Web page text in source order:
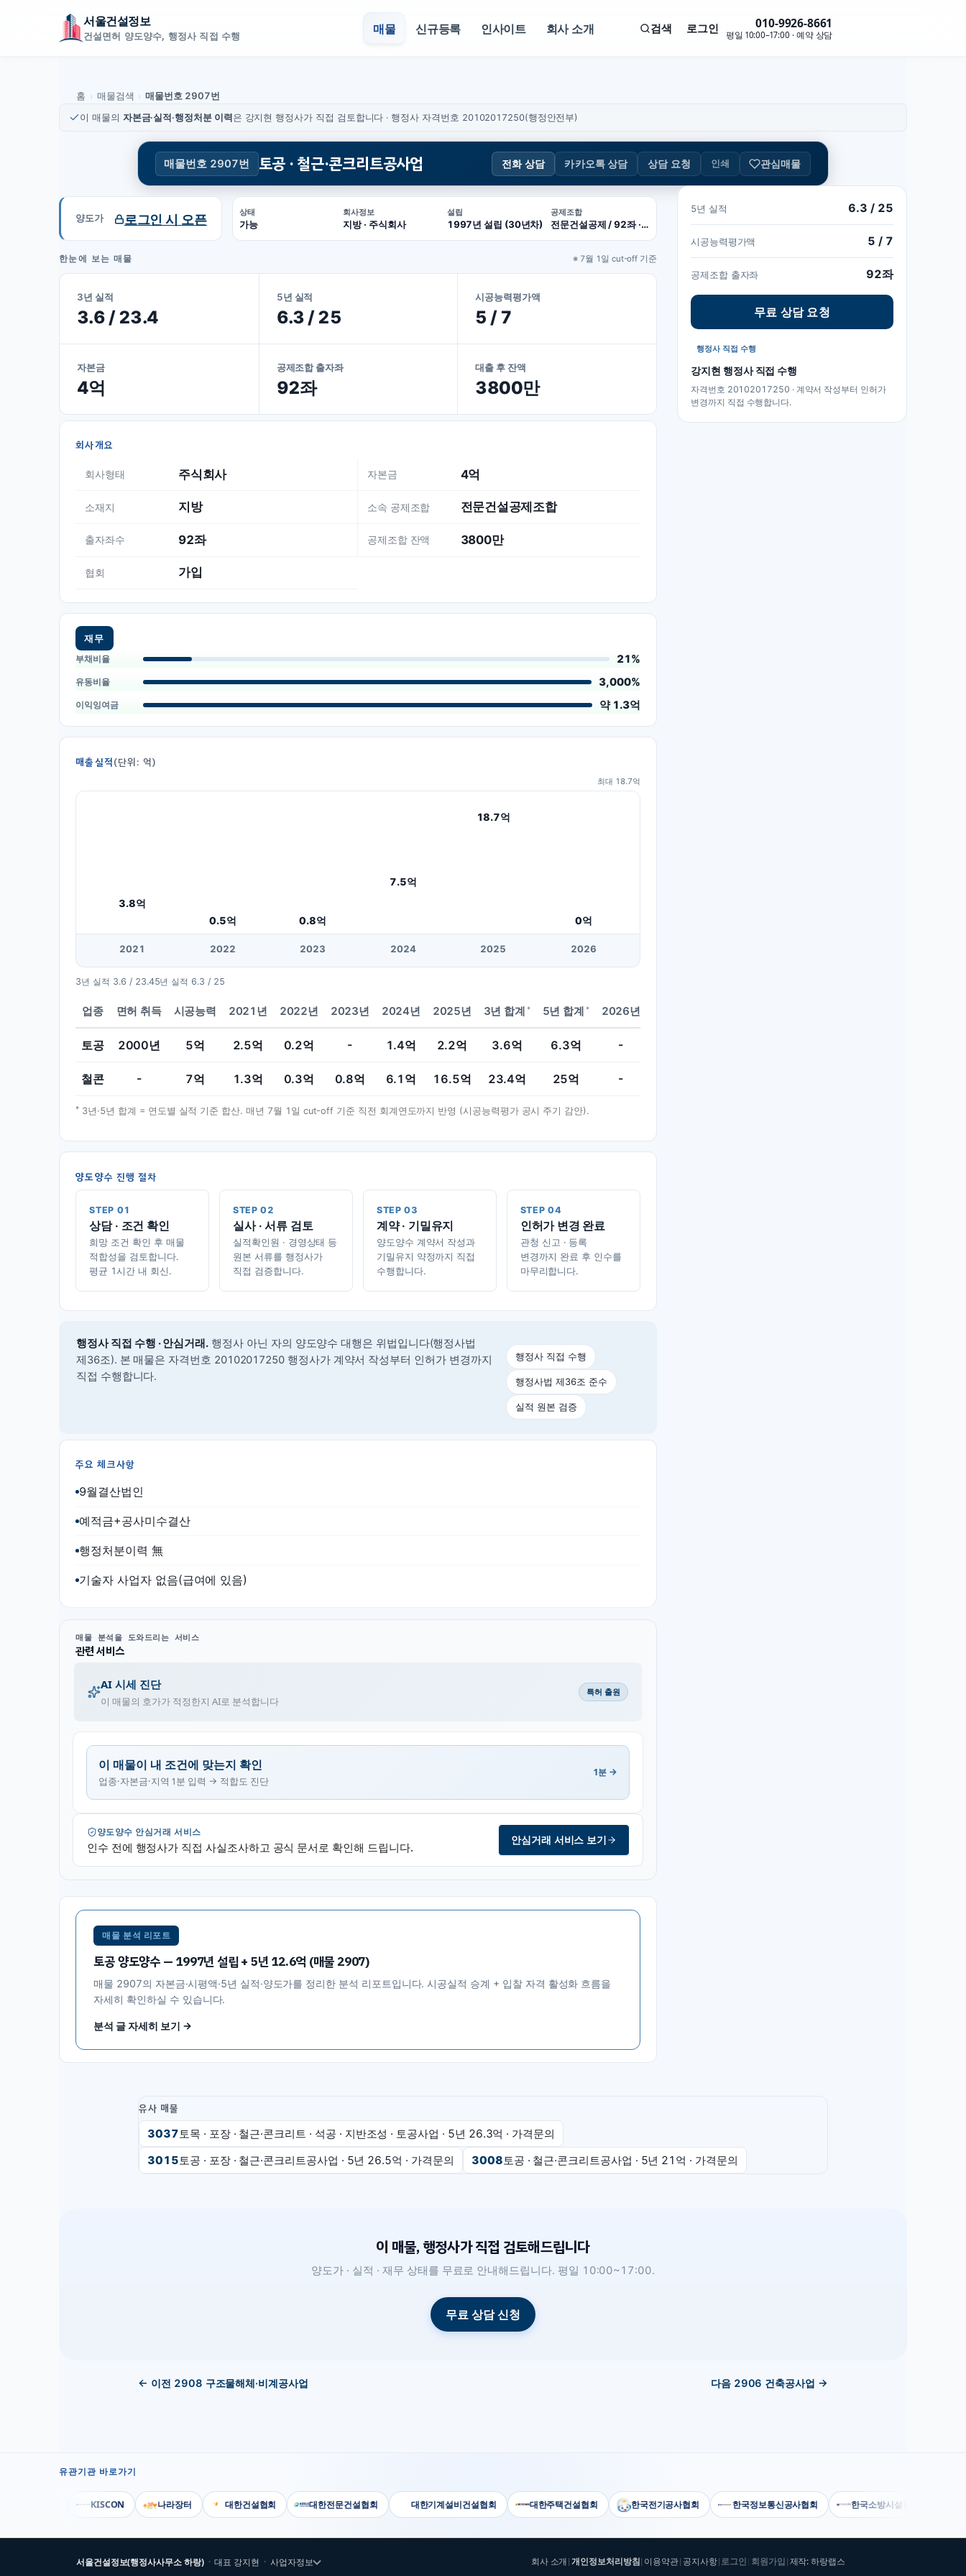
서울건설정보
건설면허 양도양수, 행정사 직접 수행
검색 로그인 010-9926-8661
평일 10:00–17:00 · 예약 상담
매물 신규등록 인사이트 회사 소개
홈 › 매물검색 › 매물번호 2907번
이 매물의 자본금·실적·행정처분 이력 은 강지현 행정사가 직접 검토합니다 · 행정사 자격번호 20102017250(행정안전부)
매물번호 2907번 토공 · 철근·콘크리트공사업 전화 상담 카카오톡 상담 상담 요청 인쇄 관심매물
양도가 로그인 시 오픈 상태
가능
회사정보
지방 · 주식회사
설립
1997년 설립 (30년차)
공제조합
전문건설공제 / 92좌 · 3800만
한눈에 보는 매물 ※ 7월 1일 cut-off 기준
3년 실적
3.6 / 23.4
5년 실적
6.3 / 25
시공능력평가액
5 / 7
자본금
4억
공제조합 출자좌
92좌
대출 후 잔액
3800만
회사개요
회사형태 주식회사 자본금 4억
소재지 지방 소속 공제조합 전문건설공제조합
출자좌수 92좌 공제조합 잔액 3800만
협회 가입
재무
부채비율 21%
유동비율 3,000%
이익잉여금 약 1.3억
매출실적(단위: 억)
최대 18.7억
3.8억
0.5억 0.8억
7.5억
18.7억
0억
2021 2022 2023 2024 2025 2026
3년 실적 3.6 / 23.45년 실적 6.3 / 25
업종 면허 취득 시공능력 2021년 2022년 2023년 2024년 2025년 3년 합계 * 5년 합계 * 2026년
토공 2000년 5억 2.5억 0.2억 - 1.4억 2.2억 3.6억 6.3억 -
철콘 - 7억 1.3억 0.3억 0.8억 6.1 억 16.5억 23.4억 25억 -
* 3년·5년 합계 = 연도별 실적 기준 합산. 매년 7월 1일 cut-off 기준 직전 회계연도까지 반영 (시공능력평가 공시 주기 감안).
양도양수 진행 절차
STEP 01
상담 · 조건 확인
희망 조건 확인 후 매물
적합성을 검토합니다.
평균 1시간 내 회신.
STEP 02
실사 · 서류 검토
실적확인원 · 경영상태 등
원본 서류를 행정사가
직접 검증합니다.
STEP 03
계약 · 기밀유지
양도양수 계약서 작성과
기밀유지 약정까지 직접
수행합니다.
STEP 04
인허가 변경 완료
관청 신고 · 등록
변경까지 완료 후 인수를
마무리합니다.
행정사 직접 수행 · 안심거래. 행정사 아닌 자의 양도양수 대행은 위법입니다(행정사법
제36조). 본 매물은 자격번호 20102017250 행정사가 계약서 작성부터 인허가 변경까지
직접 수행합니다.
행정사 직접 수행
행정사법 제36조 준수
실적 원본 검증
주요 체크사항
9월결산법인
예적금+공사미수결산
행정처분이력 無
기술자 사업자 없음(급여에 있음)
매물 분석을 도와드리는 서비스
관련 서비스
AI 시세 진단
이 매물의 호가가 적정한지 AI로 분석합니다
특허 출원
이 매물이 내 조건에 맞는지 확인
업종·자본금·지역 1분 입력 → 적합도 진단
1분 →
양도양수 안심거래 서비스
인수 전에 행정사가 직접 사실조사하고 공식 문서로 확인해 드립니다. 안심거래 서비스 보기
매물 분석 리포트
토공 양도양수 — 1997년 설립 + 5년 12.6억 (매물 2907)
매물 2907의 자본금·시평액·5년 실적·양도가를 정리한 분석 리포트입니다. 시공실적 승계 + 입찰 자격 활성화 흐름을
자세히 확인하실 수 있습니다.
분석 글 자세히 보기 →
5년 실적 6.3 / 25
시공능력평가액 5 / 7
공제조합 출자좌 92좌
무료 상담 요청
행정사 직접 수행
강지현 행정사 직접 수행
자격번호 20102017250 · 계약서 작성부터 인허가
변경까지 직접 수행합니다.
유사 매물
3037토목 · 포장 · 철근·콘크리트 · 석공 · 지반조성 · 토공사업 · 5년 26.3억 · 가격문의
3015토공 · 포장 · 철근·콘크리트공사업 · 5년 26.5억 · 가격문의 3008토공 · 철근·콘크리트공사업 · 5년 21억 · 가격문의
이 매물, 행정사가 직접 검토해드립니다
양도가 · 실적 · 재무 상태를 무료로 안내해드립니다. 평일 10:00~17:00.
무료 상담 신청
← 이전 2908 구조물해체·비계공사업 다음 2906 건축공사업 →
유관기관 바로가기
KISCON 나라장터 대한건설협회 대한전문건설협회 대한기계설비건설협회 대한주택건설협회 한국전기공사협회 한국정보통신공사협회 한국소방시설협회
서울건설정보(행정사사무소 하랑) · 대표 강지현 · 사업자정보 회사 소개 |개인정보처리방침| 이용약관| 공지사항| 로그인 회원가입 | 제작: 하랑랩스